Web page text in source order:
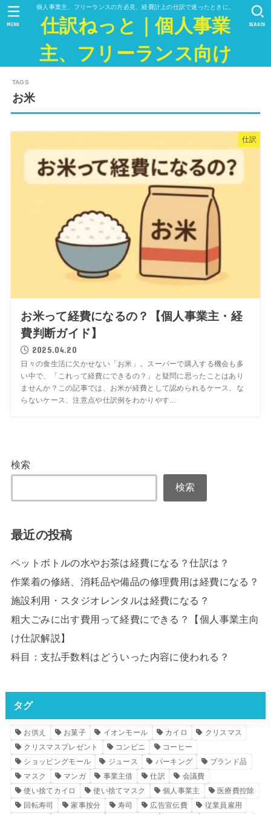
個人事業主、フリーランスの方必見、経費計上の仕訳で迷ったときに。
仕訳ねっと｜個人事業
主、フリーランス向け
SEARCH
MENU
お米
仕訳
お米って経費になるの？【個人事業主・経
費判断ガイド】
2025.04.20
日々の食生活に欠かせない「お米」。スーパーで購入する機会も多
い中で、「これって経費にできるの？」と疑問に思ったことはあり
ませんか？この記事では、お米が経費として認められるケース、な
らないケース、注意点や仕訳例をわかりやす...
検索
検索
最近の投稿
ペットボトルの水やお茶は経費になる？仕訳は？
作業着の修繕、消耗品や備品の修理費用は経費になる？
施設利用・スタジオレンタルは経費になる？
粗大ごみに出す費用って経費にできる？【個人事業主向
け仕訳解説】
科目：支払手数料はどういった内容に使われる？
タグ
お供え お菓子 イオンモール カイロ
クリスマス
クリスマスプレゼント
コンビニ
コーヒー
ショッピングモール
ジュース パーキング
ブランド品
マスク
マンガ 事業主借 仕訳
会議費
使い捨てカイロ
使い捨てマスク 個人事業主
医療費控除
回転寿司
家事按分 寿司 広告宣伝費 従業員雇用